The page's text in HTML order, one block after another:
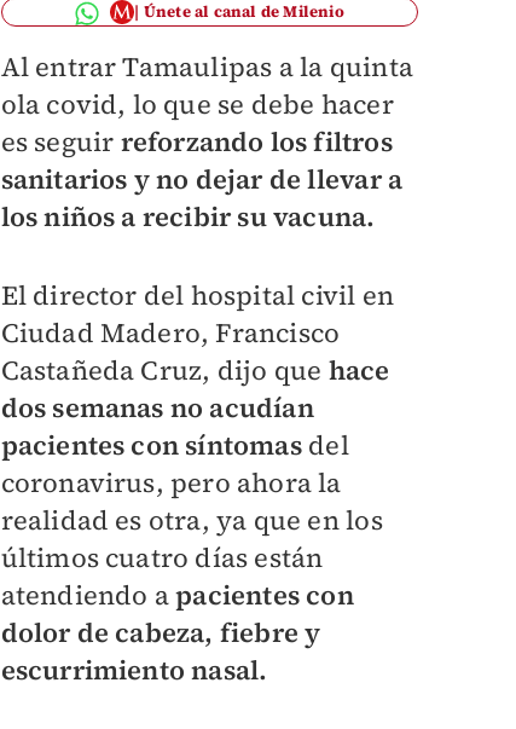
Únete al canal de Milenio
Al entrar Tamaulipas a la quinta
ola covid, lo que se debe hacer
es seguir reforzando los filtros
sanitarios y no dejar de llevar a
los niños a recibir su vacuna.
El director del hospital civil en
Ciudad Madero, Francisco
Castañeda Cruz, dijo que hace
dos semanas no acudían
pacientes con síntomasdel
coronavirus, pero ahora la
realidad es otra, ya que en los
últimos cuatro días están
atendiendo apacientes con
dolor de cabeza, fiebre y
escurrimiento nasal.